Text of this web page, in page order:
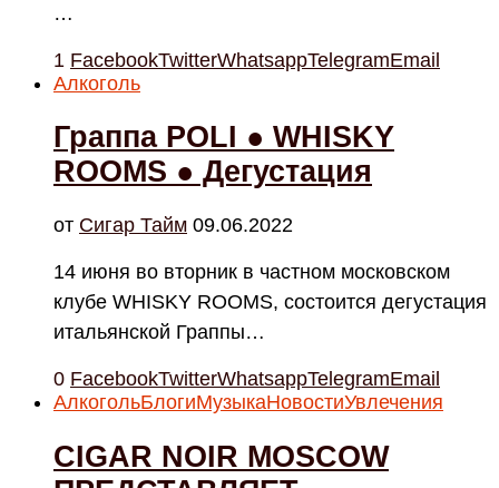
…
1 FacebookTwitterWhatsappTelegramEmail
Алкоголь
Граппа POLI ● WHISKY
ROOMS ● Дегустация
от Cигар Тайм 09.06.2022
14 июня во вторник в частном московском
клубе WHISKY ROOMS, состоится дегустация
итальянской Граппы…
0 FacebookTwitterWhatsappTelegramEmail
АлкогольБлогиМузыкаНовостиУвлечения
CIGAR NOIR MOSCOW